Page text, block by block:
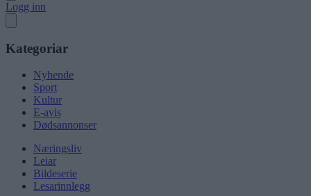
Logg inn
Kategoriar
Nyhende
Sport
Kultur
E-avis
Dødsannonser
Næringsliv
Leiar
Bildeserie
Lesarinnlegg